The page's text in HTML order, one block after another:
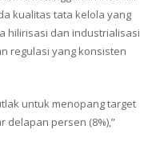
kualitas tata kelola yang
hilirisasi dan industrialisasi
regulasi yang konsisten
untuk menopang target
persen (8%),”